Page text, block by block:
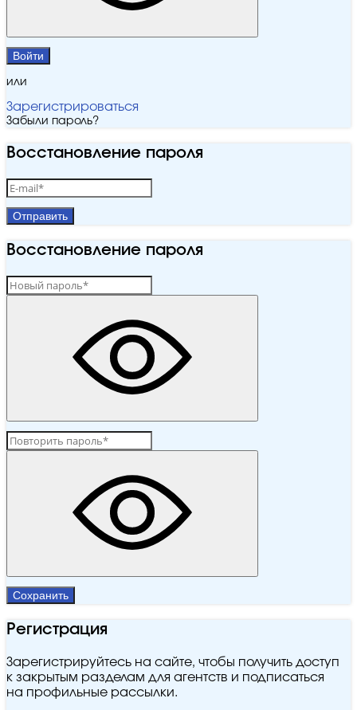
Войти
или
Зарегистрироваться
Забыли пароль?
Восстановление пароля
Отправить
Восстановление пароля
Сохранить
Регистрация
Зарегистрируйтесь на сайте, чтобы получить доступ
к закрытым разделам для агентств и подписаться
на профильные рассылки.